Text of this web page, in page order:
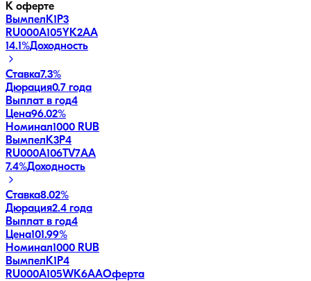
К оферте
ВымпелК1Р3
RU000A105YK2AA
14.1%Доходность
Ставка7.3%
Дюрация0.7 года
Выплат в год4
Цена96.02%
Номинал1000 RUB
ВымпелК3Р4
RU000A106TV7AA
7.4%Доходность
Ставка8.02%
Дюрация2.4 года
Выплат в год4
Цена101.99%
Номинал1000 RUB
ВымпелК1Р4
RU000A105WK6AAОферта